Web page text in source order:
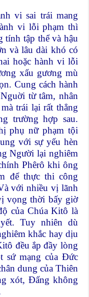
vi sai trái mang
vi lỗi phạm thì
tính tập thể và hậu
và lâu dài khó có
hoặc hành vi lỗi
xấu gương mù
Cung cách hành
từ tâm, nhân
trái lại rất thẳng
trường hợp sau.
phụ nữ phạm tội
với sự yếu hèn
Người lại nghiêm
Phêrô khi ông
để thực thi công
với nhiều vị lãnh
vọng thời bấy giờ
của Chúa Kitô là
Tuy nhiên dù
khắc hay dịu
đều ắp đầy lòng
sứ mạng của Đức
dung của Thiên
xót, Đấng không